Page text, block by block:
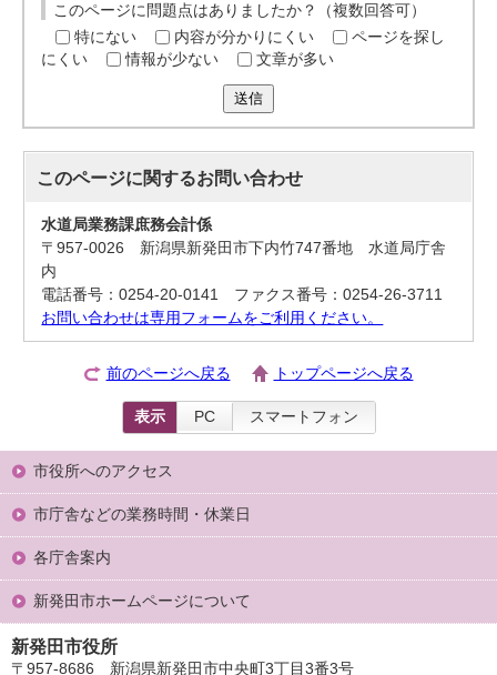
このページに問題点はありましたか？（複数回答可）
特にない
内容が分かりにくい
ページを探し
にくい
情報が少ない 文章が多い
送信
このページに関するお問い合わせ
水道局業務課庶務会計係
〒957-0026 新潟県新発田市下内竹747番地 水道局庁舎
内
電話番号：0254-20-0141 ファクス番号：0254-26-3711
お問い合わせは専用フォームをご利用ください。
前のページへ戻る トップページへ戻る
表示 PC スマートフォン
市役所へのアクセス
市庁舎などの業務時間・休業日
各庁舎案内
新発田市ホームページについて
新発田市役所
〒957-8686 新潟県新発田市中央町3丁目3番3号